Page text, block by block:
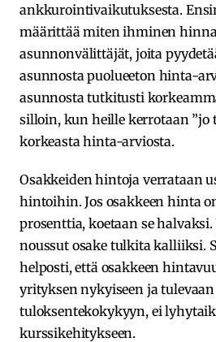
ankkurointivaikutuksesta.
määrittää miten ihminen
asunnonvälittäjät, joita
asunnosta puolueeton hinta-
asunnosta tutkitusti
silloin, kun heille kerrotaan ”jo
korkeasta hinta-arviosta.
Osakkeiden hintoja verrataan
hintoihin. Jos osakkeen hinta
prosenttia, koetaan se
noussut osake tulkita kalliiksi.
helposti, että osakkeen
yrityksen nykyiseen ja tulevaan
tuloksentekokykyyn, ei
kurssikehitykseen.